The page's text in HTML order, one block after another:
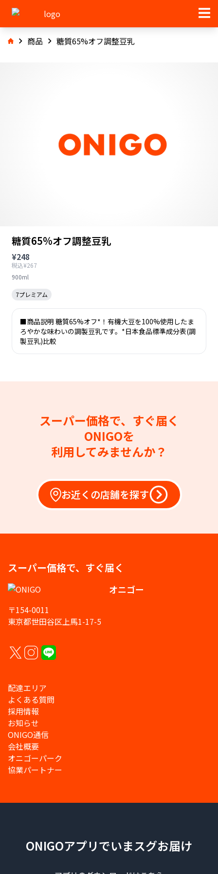
商品 糖質65%オフ調整豆乳
糖質65%オフ調整豆乳
¥248
税込¥267
900ml
7プレミアム
■商品説明 糖質65%オフ*！有機大豆を100%使用したま
ろやかな味わいの調製豆乳です。*日本食品標準成分表(調
製豆乳)比較
スーパー価格で、すぐ届く
ONIGOを
利用してみませんか？
お近くの店舗を探す
スーパー価格で、すぐ届く
オニゴー
〒154-0011
東京都世田谷区上馬1-17-5
配達エリア
よくある質問
採用情報
お知らせ
ONIGO通信
会社概要
オニゴーパーク
協業パートナー
ONIGOアプリでいまスグお届け